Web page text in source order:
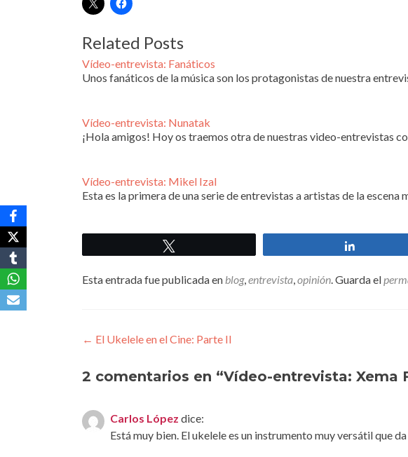
Related Posts
Vídeo-entrevista: Fanáticos
Unos fanáticos de la música son los protagonistas de nuestra
Vídeo-entrevista: Nunatak
¡Hola amigos! Hoy os traemos otra de nuestras video-entrevistas
Vídeo-entrevista: Mikel Izal
Esta es la primera de una serie de entrevistas a artistas de la escena
Esta entrada fue publicada en blog, entrevista opinión . Guarda el
Navegación
de
← El Ukelele en el Cine: Parte II
2 comentarios en “Vídeo-entrevista: Xema
Carlos López dice:
Está muy bien. El ukelele es un instrumento muy versátil que